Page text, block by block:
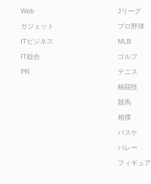
Web
ガジェット
ITビジネス
IT総合
PR
Jリーグ
プロ野球
MLB
ゴルフ
テニス
格闘技
競馬
相撲
バスケ
バレー
フィギュア